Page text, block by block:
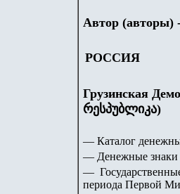
Автор (авторы)
РОССИЯ
Грузинская
რესპუბლიკა)
— Каталог
— Денежные знаки
—
периода Первой